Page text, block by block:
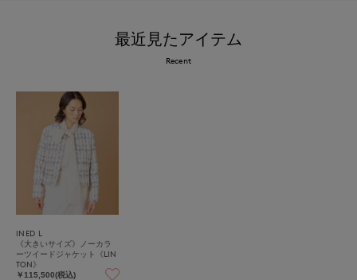
最近見たアイテム
Recent
INED L
《大きいサイズ》ノーカラ
ーツイードジャケット《LIN
TON》
￥115,500(税込)